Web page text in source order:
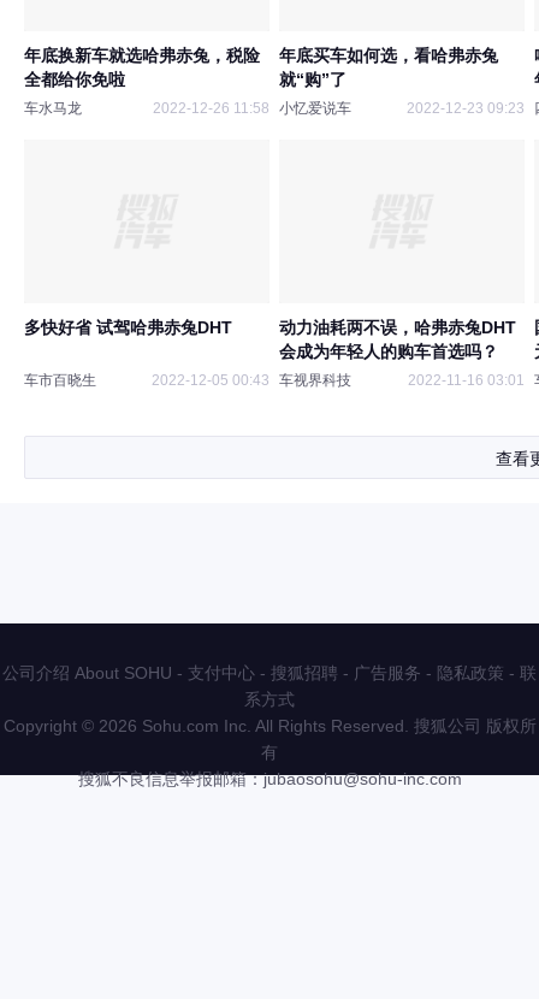
年底换新车就选哈弗赤兔，税险
全都给你免啦
车水马龙 2022-12-26 11:58
年底买车如何选，看哈弗赤兔
就“购”了
小忆爱说车 2022-12-23 09:23
多快好省 试驾哈弗赤兔DHT
车市百晓生 2022-12-05 00:43
动力油耗两不误，哈弗赤兔DHT
会成为年轻人的购车首选吗？
车视界科技 2022-11-16 03:01
查看
公司介绍 About SOHU - 支付中心 - 搜狐招聘 - 广告服务 - 隐私政策 - 联
系方式
Copyright © 2026 Sohu.com Inc. All Rights Reserved. 搜狐公司 版权所
有
搜狐不良信息举报邮箱：jubaosohu@sohu-inc.com